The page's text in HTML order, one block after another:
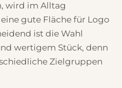
wird im Alltag
gute Fläche für Logo
ist die Wahl
wertigem Stück, denn
Zielgruppen